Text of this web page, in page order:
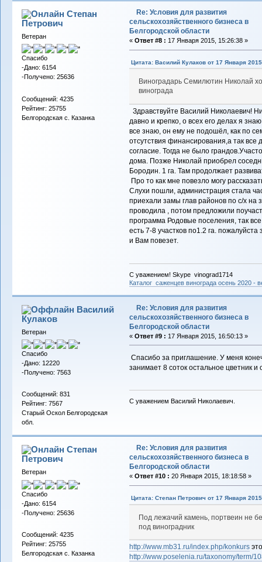
Степан
Петрович
Ветеран
Спасибо
-Дано: 6154
-Получено: 25636
Сообщений: 4235
Рейтинг: 25755
Белгородская с. Казанка
Re: Условия для развития
сельскохозяйственного бизнеса в
Белгородской области
« Ответ #8 : 17 Января 2015, 15:26:38 »
Цитата: Василий Кулаков от 17 Января
Виноградарь Семилютин Николай
винограда
Здравствуйте Василий Николаевич!
давно и крепко, о всех его делах я
все знаю, он ему не подошёл, как по
отсутствия финансирования,а так все
согласие. Тогда не было
дома. Позже Николай приобрел
Бородин. 1 га. Там продолжает
Про то как мне повезло могу
Слухи пошли, администрация стала
приехали замы глав районов по с/х на
проводила , потом предложили
программа Родовые поселения, так
есть 7-8 участков по1.2 га.
и Вам повезет.
С уважением! Skype vinograd1714
Каталог саженцев винограда осень 2020 -
Василий
Кулаков
Ветеран
Спасибо
-Дано: 12220
-Получено: 7563
Сообщений: 831
Рейтинг: 7567
Старый Оскол Белгородская
обл.
Re: Условия для развития
сельскохозяйственного бизнеса в
Белгородской области
« Ответ #9 : 17 Января 2015, 16:50:13 »
Спасибо за приглашение. У меня
занимает 8 соток остальное цветник и
С уважением Василий Николаевич.
Степан
Петрович
Ветеран
Спасибо
-Дано: 6154
-Получено: 25636
Сообщений: 4235
Рейтинг: 25755
Белгородская с. Казанка
Re: Условия для развития
сельскохозяйственного бизнеса в
Белгородской области
« Ответ #10 : 20 Января 2015, 18:18:58 »
Цитата: Степан Петрович от 17 Января
Под лежачий камень, портвеин не
под виноградник
http://www.mb31.ru/index.php/konkurs
http://www.poselenia.ru/taxonomy/term/